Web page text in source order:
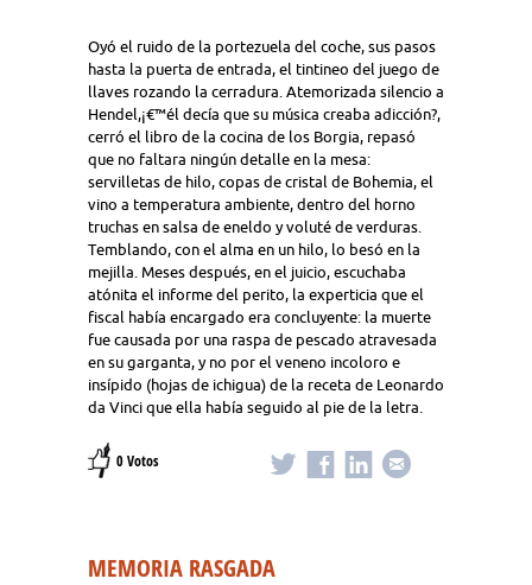
Oyó el ruido de la portezuela del coche, sus pasos
hasta la puerta de entrada, el tintineo del juego de
llaves rozando la cerradura. Atemorizada silencio a
Hendel,¡€™él decía que su música creaba adicción?,
cerró el libro de la cocina de los Borgia, repasó
que no faltara ningún detalle en la mesa:
servilletas de hilo, copas de cristal de Bohemia, el
vino a temperatura ambiente, dentro del horno
truchas en salsa de eneldo y voluté de verduras.
Temblando, con el alma en un hilo, lo besó en la
mejilla. Meses después, en el juicio, escuchaba
atónita el informe del perito, la experticia que el
fiscal había encargado era concluyente: la muerte
fue causada por una raspa de pescado atravesada
en su garganta, y no por el veneno incoloro e
insípido (hojas de ichigua) de la receta de Leonardo
da Vinci que ella había seguido al pie de la letra.
0 Votos
MEMORIA RASGADA